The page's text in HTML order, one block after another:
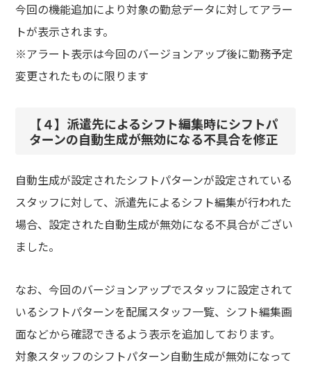
今回の機能追加により対象の勤怠データに対してアラー
トが表示されます。
※アラート表示は今回のバージョンアップ後に勤務予定
変更されたものに限ります
【４】派遣先によるシフト編集時にシフトパ
ターンの自動生成が無効になる不具合を修正
自動生成が設定されたシフトパターンが設定されている
スタッフに対して、派遣先によるシフト編集が行われた
場合、設定された自動生成が無効になる不具合がござい
ました。
なお、今回のバージョンアップでスタッフに設定されて
いるシフトパターンを配属スタッフ一覧、シフト編集画
面などから確認できるよう表示を追加しております。
対象スタッフのシフトパターン自動生成が無効になって